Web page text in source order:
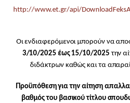
http://www.et.gr/api/
Οι ενδιαφερόμενοι μπορούν να
3/10/2025 έως 15/10/2025την
διδάκτρων καθώς και τα
Προϋπόθεση για την αίτηση
βαθμός του βασικού τίτλου